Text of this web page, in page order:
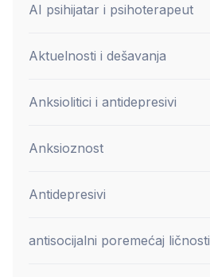
AI psihijatar i psihoterapeut
Aktuelnosti i dešavanja
Anksiolitici i antidepresivi
Anksioznost
Antidepresivi
antisocijalni poremećaj ličnosti